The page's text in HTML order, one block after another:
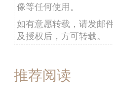
像等任何使用。
如有意愿转载，请发邮
及授权后，方可转载。
推荐阅读